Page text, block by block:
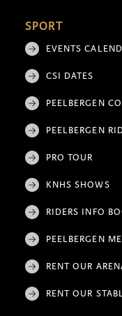
SPORT
EVENTS
CSI DATES
PEELBERGEN
PEELBERGEN
PRO TOUR
KNHS SHOWS
RIDERS INFO
PEELBERGEN
RENT OUR
RENT OUR